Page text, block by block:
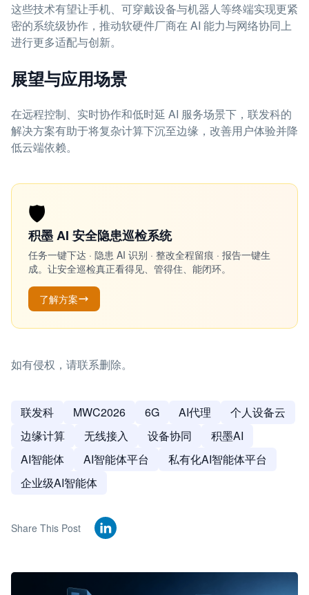
这些技术有望让手机、可穿戴设备与机器人等终端实现更紧
密的系统级协作，推动软硬件厂商在 AI 能力与网络协同上
进行更多适配与创新。
展望与应用场景
在远程控制、实时协作和低时延 AI 服务场景下，联发科的
解决方案有助于将复杂计算下沉至边缘，改善用户体验并降
低云端依赖。
🛡️
积墨 AI 安全隐患巡检系统
任务一键下达 · 隐患 AI 识别 · 整改全程留痕 · 报告一键生
成。让安全巡检真正看得见、管得住、能闭环。
了解方案
如有侵权，请联系删除。
联发科 MWC2026 6G AI代理
个人设备云
边缘计算
无线接入 设备协同
积墨AI
AI智能体
AI智能体平台
私有化AI智能体平台
企业级AI智能体
Share This Post